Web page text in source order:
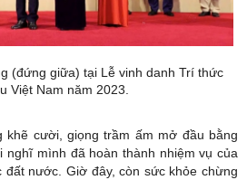
(đứng giữa) tại Lễ vinh danh Trí thức
Việt Nam năm 2023.
khẽ cười, giọng trầm ấm mở đầu bằng
nghĩ mình đã hoàn thành nhiệm vụ của
nước. Giờ đây, còn sức khỏe chừng